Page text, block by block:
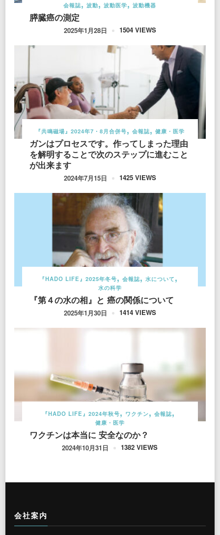
会報誌
波動 波動医学 波動機器
膵臓癌の測定
2025年1月28日 1504 VIEWS
『共鳴磁場』2024年7・8月合併号 会報誌 健康・医学
ガンはプロセスです。作ってしまった理由
を解明することで次のステップに進むこと
が出来ます
2024年7月15日 1425 VIEWS
『HADO LIFE』2025年冬号 会報誌
水について
水の科学
『第４の水の相』と 癌の関係について
2025年1月30日 1414 VIEWS
『HADO LIFE』2024年秋号 ワクチン
会報誌
健康・医学
ワクチンは本当に 安全なのか？
2024年10月31日 1382 VIEWS
会社案内